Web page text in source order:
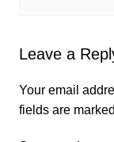
Leave a
Your email
fields are marked